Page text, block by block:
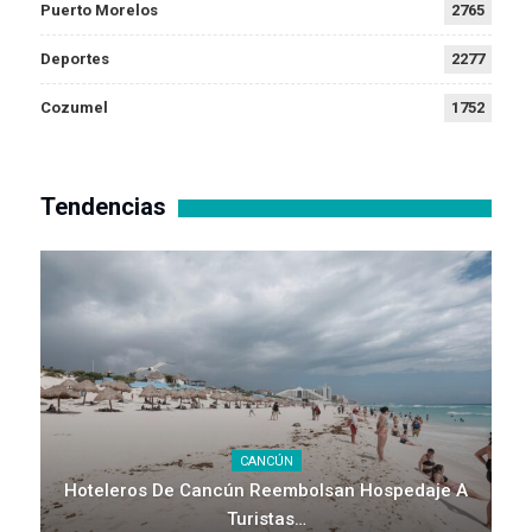
Puerto Morelos 2765
Deportes 2277
Cozumel 1752
Tendencias
CANCÚN
Hoteleros De Cancún Reembolsan Hospedaje A
Turistas…